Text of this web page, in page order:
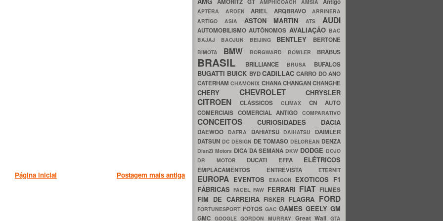
Postagem mais antiga
Página inicial
AMORITZ GT AMPHICOACH AMSIA Antigo
APTERA ARDEN ARIEL ARQBRAVO ARRINERA
ARTIGO ASIA ASTON MARTINATS AUDI
AUTOMOBILISMOAUTÔNOMOS AVALIAÇÃO BAC
BAJAJ BAOJUN BEIJING BENTLEY BERTONE
BIMOTA BMW BORGWARD BOWLER BRABUS
BRASIL BRILLIANCE BRUSA BUFALOS
BUGATTI BUICK BYDCADILLACCARRO DO ANO
CATERHAMCHAMONIX CHANACHANGANCHANGHE
CHERY CHEVROLET CHRYSLER
CITROEN CLÁSSICOS CLIMAX CN AUTO
COMERCIAIS COMERCIAL ANTIGOCOMPARATIVO
CONCEITOS CURIOSIDADES DACIA
DAEWOO DAFRA DAHIATSU DAIHATSU DAIMLER
DATSUN DC DESIGN DE TOMASO DELOREAN DENZA
DianZi Motors DICA DA SEMANA DKW DODGE DOJO
DR MOTOR DUCATI EFFA ELÉTRICOS
EMPLACAMENTOS ENTREVISTA ETERNIT
EUROPA EVENTOS EXAGON EXOTICOS F1
FÁBRICASFACELFAW FERRARI FIAT FILMES
FIM DE CARREIRA FISKER FLAGRA FORD
FORTUNESPORT FOTOS GACGAMESGEELYGM
GMC GOOGLEGORDON MURRAY Great WallGTA